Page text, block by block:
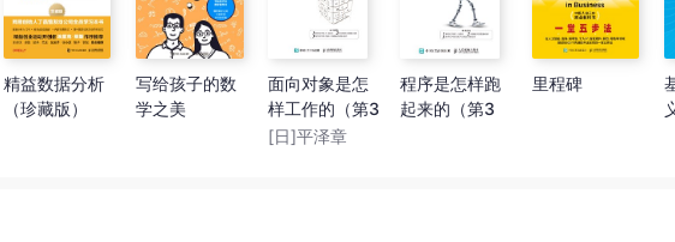
精益数据分析
（珍藏版）
写给孩子的数
学之美
面向对象是怎
样工作的（第3
版）
[日]平泽章
程序是怎样跑
起来的（第3
里程碑